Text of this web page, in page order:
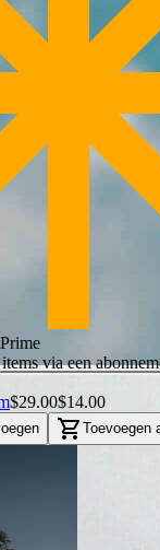
via een
$29.00$14.00
shopping_cart Toevoegen